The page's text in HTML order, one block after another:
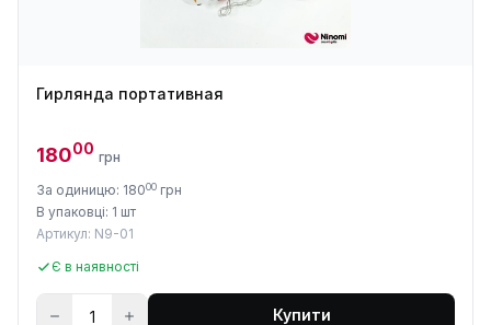
Гирлянда портативная
18000 грн
За одиницю: 18000 грн
В упаковці: 1 шт
Артикул: N9-01
Є в наявності
Купити